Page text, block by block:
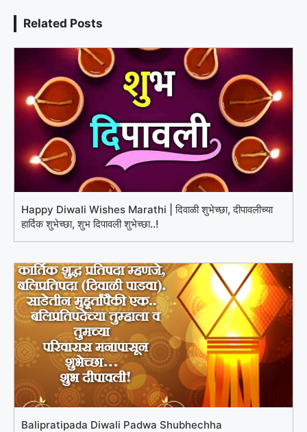
Related Posts
Happy Diwali Wishes Marathi | दिवाळी शुभेच्छा, दीपावलीच्या
हार्दिक शुभेच्छा, शुभ दिपावली शुभेच्छा..!
Balipratipada Diwali Padwa Shubhechha